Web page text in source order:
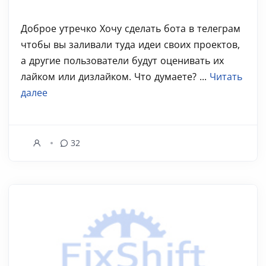
Доброе утречко Хочу сделать бота в телеграм
чтобы вы заливали туда идеи своих проектов,
а другие пользователи будут оценивать их
лайком или дизлайком. Что думаете? ... Читать
далее
32